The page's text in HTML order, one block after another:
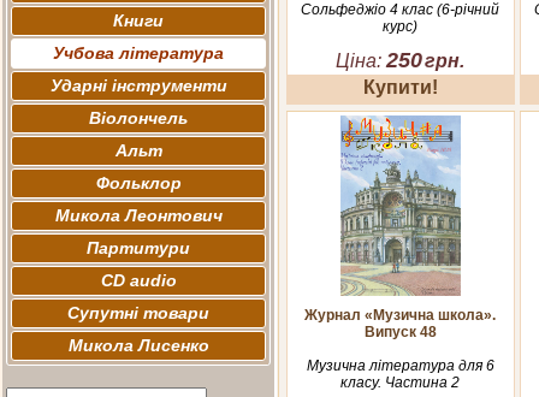
Книги
Учбова література
Ударні інструменти
Віолончель
Альт
Фольклор
Микола Леонтович
Партитури
CD audio
Супутні товари
Микола Лисенко
Сольфеджіо 4 клас (6-річний
курс)
Ціна: 250грн.
Купити!
Журнал «Музична школа».
Випуск 48
Музична література для 6
класу. Частина 2